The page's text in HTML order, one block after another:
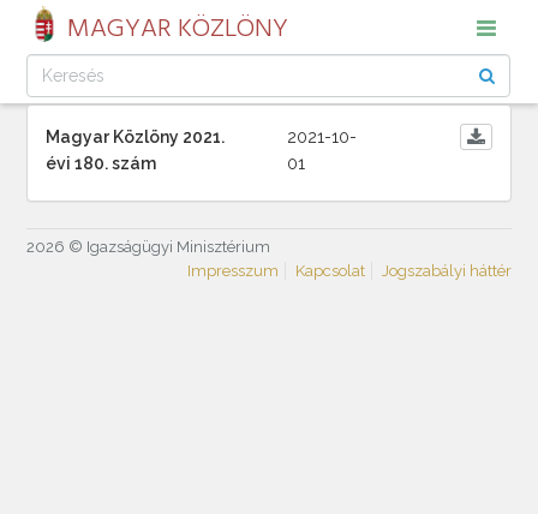
MAGYAR KÖZLÖNY
Magyar Közlöny 2021.
évi 180. szám
2021-10-
01
2026 © Igazságügyi Minisztérium
Impresszum
Kapcsolat Jogszabályi háttér